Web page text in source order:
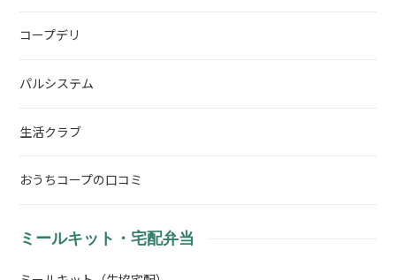
コープデリ
パルシステム
生活クラブ
おうちコープの口コミ
ミールキット・宅配弁当